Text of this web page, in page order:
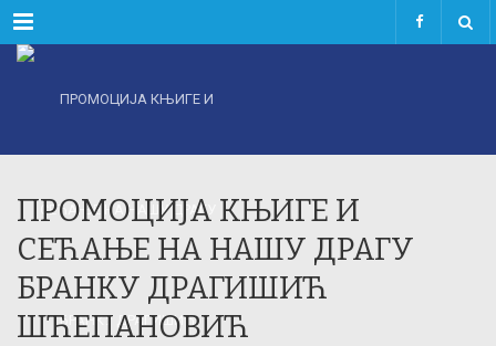
Menu
ПРОМОЦИЈА КЊИГЕ И
СЕЋАЊЕ НА НАШУ ДРАГУ
БРАНКУ ДРАГИШИЋ
ШЋЕПАНОВИЋ